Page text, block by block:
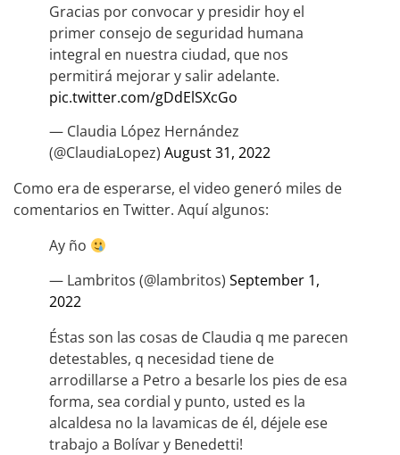
Gracias por convocar y presidir hoy el
primer consejo de seguridad humana
integral en nuestra ciudad, que nos
permitirá mejorar y salir adelante.
pic.twitter.com/gDdElSXcGo
— Claudia López Hernández
(@ClaudiaLopez) August 31, 2022
Como era de esperarse, el video generó miles de
comentarios en Twitter. Aquí algunos:
Ay ño
— Lambritos (@lambritos) September 1,
2022
Éstas son las cosas de Claudia q me parecen
detestables, q necesidad tiene de
arrodillarse a Petro a besarle los pies de esa
forma, sea cordial y punto, usted es la
alcaldesa no la lavamicas de él, déjele ese
trabajo a Bolívar y Benedetti!